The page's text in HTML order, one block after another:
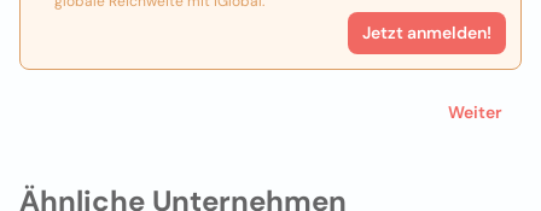
Ähnliche Unternehmen
Jetzt anmelden!
Weiter